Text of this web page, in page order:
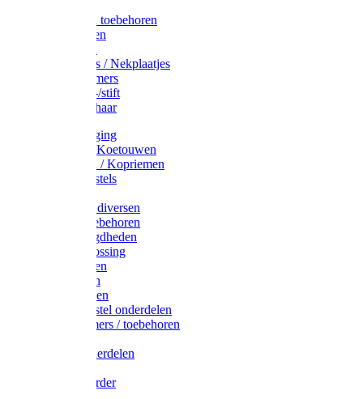
Oormerken toebehoren
Enkelbanden
Halsplaatjes / Nekplaatjes
Kokernummers
Merkspray-/stift
Veemerkschaar
Uierverzorging
Halsters & Koetouwen
Halsriemen / Kopriemen
Koerugborstels
Koe / Stier diversen
Melkers toebehoren
Stalbenodigdheden
Kalververlossing
Stierenringen
Onthoornen
Kalverflessen
Koerugborstel onderdelen
Kalveremmers / toebehoren
Koelift onderdelen
Uieronthaarder